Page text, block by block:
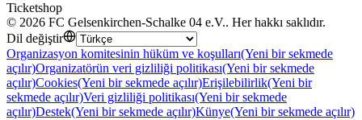
Ticketshop
© 2026 FC Gelsenkirchen-Schalke 04 e.V.. Her hakkı saklıdır.
Dil değiştir
Organizasyon komitesinin hüküm ve koşulları(Yeni bir sekmede
açılır)Organizatörün veri gizliliği politikası(Yeni bir sekmede
açılır)Cookies(Yeni bir sekmede açılır)Erişilebilirlik(Yeni bir
sekmede açılır)Veri gizliliği politikası(Yeni bir sekmede
açılır)Destek(Yeni bir sekmede açılır)Künye(Yeni bir sekmede açılır)